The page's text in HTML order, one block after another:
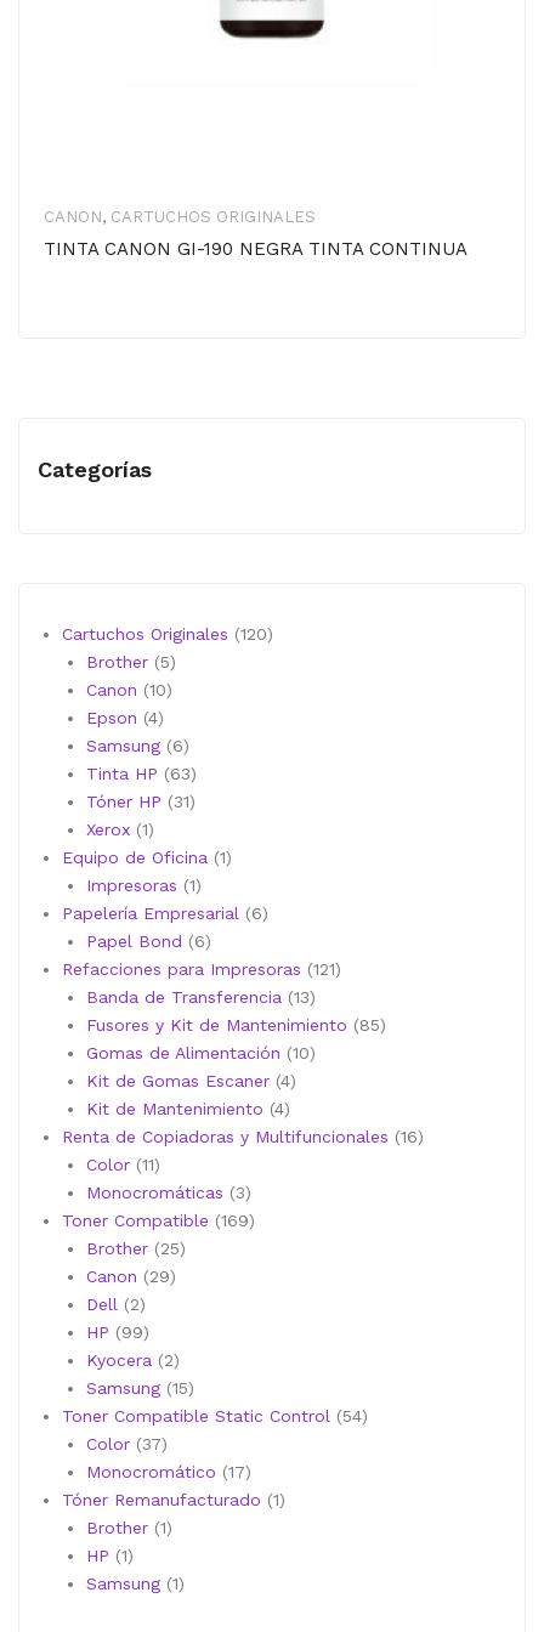
CANON, CARTUCHOS ORIGINALES
TINTA CANON GI-190 NEGRA TINTA CONTINUA
Categorías
Cartuchos Originales 120120
Brother 55
productos
Canon 1010
Epson 44
productos
Samsung 66
productos
Tinta HP 6363
productos
Tóner HP 3131
Xerox 11
producto
Equipo de Oficina 11
Impresoras 11
producto
Papelería Empresarial 66
Papel Bond 66
productos
Refacciones para Impresoras 121121
Banda de Transferencia 1313
productos
Fusores y Kit de Mantenimiento 8585
Gomas de Alimentación 1010
Kit de Gomas Escaner 44
Kit de Mantenimiento 44
productos
Renta de Copiadoras y Multifuncionales 1616
Color 1111
productos
Monocromáticas 33
productos
Toner Compatible 169169
Brother 2525
Canon 2929
Dell 22
productos
HP 9999
productos
Kyocera 22
productos
Samsung 1515
productos
Toner Compatible Static Control 5454
Color 3737
productos
Monocromático 1717
productos
Tóner Remanufacturado 11
Brother 11
HP 11
producto
Samsung 11